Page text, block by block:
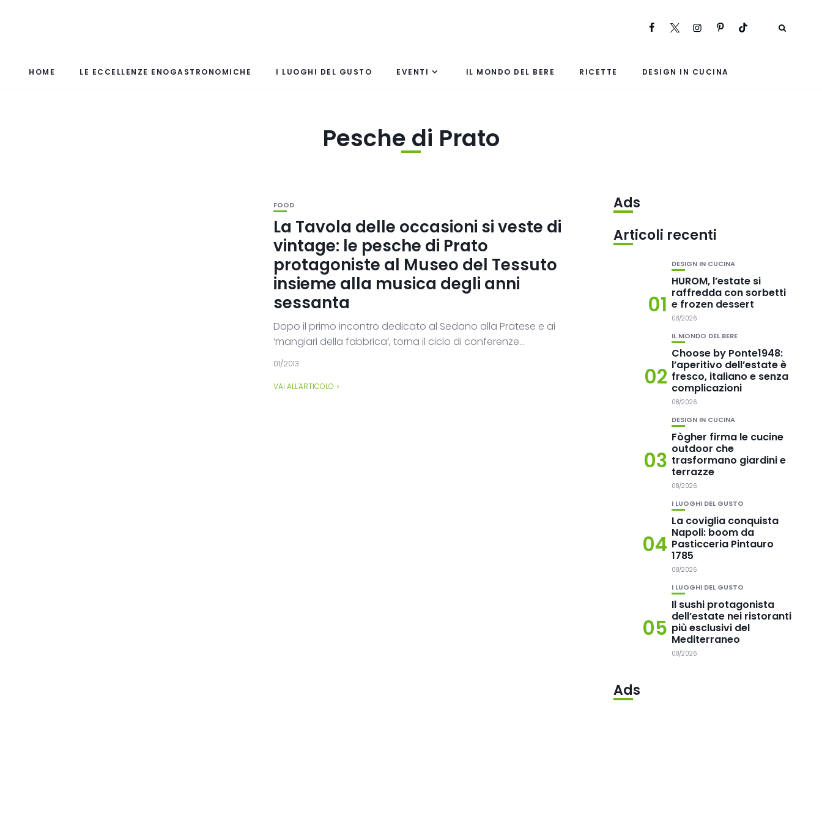
HOME LE ECCELLENZE ENOGASTRONOMICHE I LUOGHI DEL GUSTO EVENTI IL MONDO DEL BERE RICETTE DESIGN IN CUCINA
Pesche di Prato
FOOD
La Tavola delle occasioni si veste di
vintage: le pesche di Prato
protagoniste al Museo del Tessuto
insieme alla musica degli anni
sessanta
Dopo il primo incontro dedicato al Sedano alla Pratese e ai
‘mangiari della fabbrica’, torna il ciclo di conferenze...
01/2013
VAI ALL'ARTICOLO
Ads
Articoli recenti
01
DESIGN IN CUCINA
HUROM, l’estate si
raffredda con sorbetti
e frozen dessert
08/2026
02
IL MONDO DEL BERE
Choose by Ponte1948:
l’aperitivo dell’estate è
fresco, italiano e senza
complicazioni
08/2026
03
DESIGN IN CUCINA
Fògher firma le cucine
outdoor che
trasformano giardini e
terrazze
08/2026
04
I LUOGHI DEL GUSTO
La coviglia conquista
Napoli: boom da
Pasticceria Pintauro
1785
08/2026
05
I LUOGHI DEL GUSTO
Il sushi protagonista
dell’estate nei ristoranti
più esclusivi del
Mediterraneo
08/2026
Ads